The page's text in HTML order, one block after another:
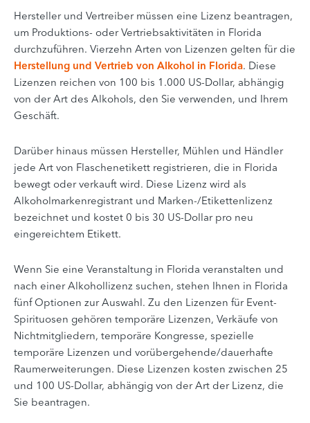
Hersteller und Vertreiber müssen eine Lizenz beantragen,
um Produktions- oder Vertriebsaktivitäten in Florida
durchzuführen. Vierzehn Arten von Lizenzen gelten für die
Herstellung und Vertrieb von Alkohol in Florida. Diese
Lizenzen reichen von 100 bis 1.000 US-Dollar, abhängig
von der Art des Alkohols, den Sie verwenden, und Ihrem
Geschäft.
Darüber hinaus müssen Hersteller, Mühlen und Händler
jede Art von Flaschenetikett registrieren, die in Florida
bewegt oder verkauft wird. Diese Lizenz wird als
Alkoholmarkenregistrant und Marken-/Etikettenlizenz
bezeichnet und kostet 0 bis 30 US-Dollar pro neu
eingereichtem Etikett.
Wenn Sie eine Veranstaltung in Florida veranstalten und
nach einer Alkohollizenz suchen, stehen Ihnen in Florida
fünf Optionen zur Auswahl. Zu den Lizenzen für Event-
Spirituosen gehören temporäre Lizenzen, Verkäufe von
Nichtmitgliedern, temporäre Kongresse, spezielle
temporäre Lizenzen und vorübergehende/dauerhafte
Raumerweiterungen. Diese Lizenzen kosten zwischen 25
und 100 US-Dollar, abhängig von der Art der Lizenz, die
Sie beantragen.